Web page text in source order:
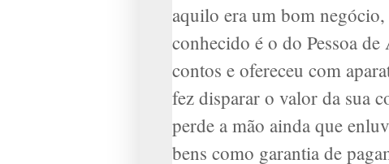
aquilo era um bom
conhecido é o do Pessoa
contos e ofereceu com
fez disparar o valor da sua
perde a mão ainda que
bens como garantia de